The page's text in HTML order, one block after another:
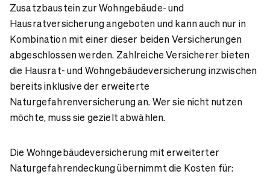
Zusatzbaustein zur Wohngebäude- und
Hausratversicherung angeboten und kann auch nur in
Kombination mit einer dieser beiden Versicherungen
abgeschlossen werden. Zahlreiche Versicherer bieten
die Hausrat- und Wohngebäudeversicherung inzwischen
bereits inklusive der erweiterte
Naturgefahrenversicherung an. Wer sie nicht nutzen
möchte, muss sie gezielt abwählen.
Die Wohngebäudeversicherung mit erweiterter
Naturgefahrendeckung übernimmt die Kosten für: